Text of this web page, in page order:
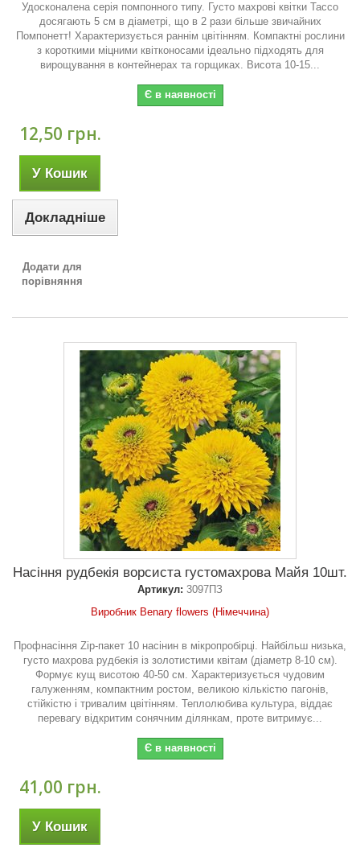
Удосконалена серія помпонного типу. Густо махрові квітки Тассо
досягають 5 см в діаметрі, що в 2 рази більше звичайних
Помпонетт! Характеризується раннім цвітінням. Компактні рослини
з короткими міцними квітконосами ідеально підходять для
вирощування в контейнерах та горщиках. Висота 10-15...
Є в наявності
12,50 грн.
У Кошик
Докладніше
Додати для
порівняння
Насіння рудбекія ворсиста густомахрова Майя 10шт.
Артикул: 3097ПЗ
Виробник Benary flowers (Німеччина)
Профнасіння Zip-пакет 10 насінин в мікропробірці. Найбільш низька,
густо махрова рудбекія із золотистими квітам (діаметр 8-10 см).
Формує кущ висотою 40-50 см. Характеризується чудовим
галуженням, компактним ростом, великою кількістю пагонів,
стійкістю і тривалим цвітінням. Теплолюбива культура, віддає
перевагу відкритим сонячним ділянкам, проте витримує...
Є в наявності
41,00 грн.
У Кошик